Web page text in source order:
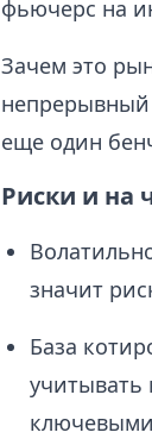
фьючерс на
Зачем это
непрерывный
еще один
Риски и на
значит
База